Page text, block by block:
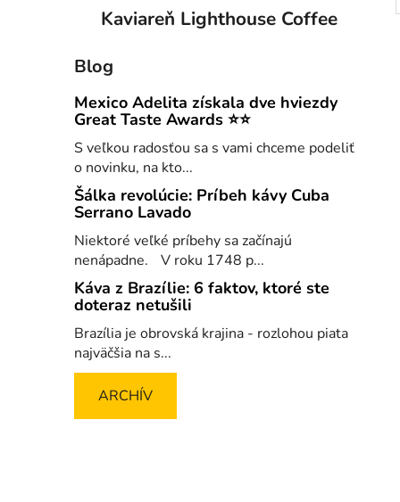
Kaviareň Lighthouse Coffee
Blog
Mexico Adelita získala dve hviezdy
Great Taste Awards ⭐⭐
S veľkou radosťou sa s vami chceme podeliť
o novinku, na kto...
Šálka revolúcie: Príbeh kávy Cuba
Serrano Lavado
Niektoré veľké príbehy sa začínajú
nenápadne. V roku 1748 p...
Káva z Brazílie: 6 faktov, ktoré ste
doteraz netušili
Brazília je obrovská krajina - rozlohou piata
najväčšia na s...
ARCHÍV